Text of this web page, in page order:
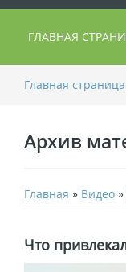
ГЛАВНАЯ
Главная страница
Архив
Главная » Видео »
Что